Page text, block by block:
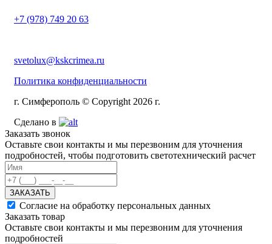
+7 (978) 749 20 63
svetolux@kskcrimea.ru
Политика конфиденциальности
г. Симферополь © Copyright 2026 г.
Сделано в
Заказать звонок
Оставьте свои контакты и мы перезвоним для уточнения
подробностей, чтобы подготовить светотехнический расчет
ЗАКАЗАТЬ
Согласие на обработку персональных данных
Заказать товар
Оставьте свои контакты и мы перезвоним для уточнения
подробностей